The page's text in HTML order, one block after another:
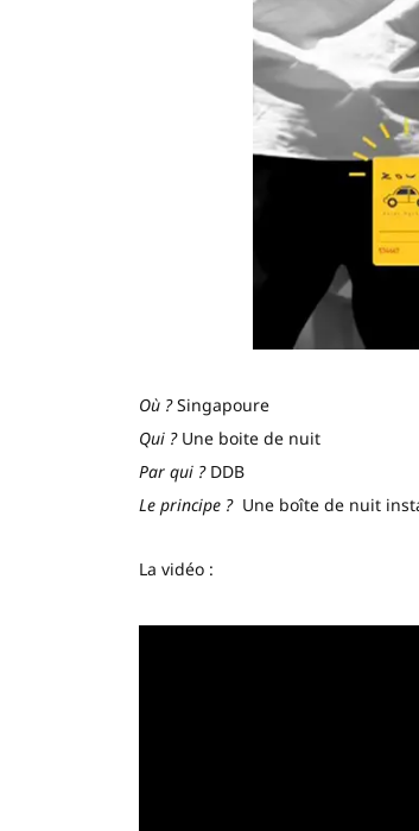
Où ?Singapoure
Qui ?Une boite de nuit
Par qui ?DDB
Le principe ?Une boîte de nuit
La vidéo :